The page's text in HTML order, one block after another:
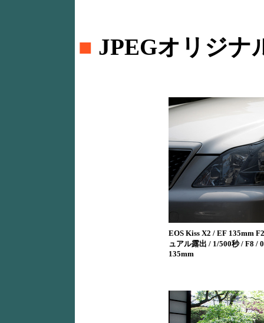
■ JPEGオリジナ
EOS Kiss X2 / EF 135mm
ュアル露出 / 1/500秒 / F8 /
135mm